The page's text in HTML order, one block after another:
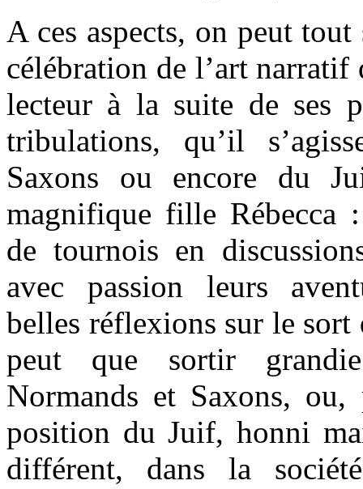
A ces aspects, on peut
célébration de l’art
lecteur à la suite de ses
tribulations, qu’il
Saxons ou encore du
magnifique fille Rébecca :
de tournois en
avec passion leurs
belles réflexions sur le sort
peut que sortir
Normands et Saxons,
position du Juif, honni
différent, dans la